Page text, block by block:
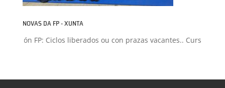
NOVAS DA FP - XUNTA
FP: Ciclos liberados ou con prazas vacantes.. Curso 2026-